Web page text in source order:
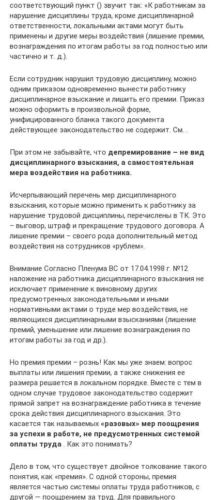
соответствующий пункт () звучит так: «К работникам за
нарушение дисциплины труда, кроме дисциплинарной
ответственности, локальными актами могут быть
применены и другие меры воздействия (лишение премии,
вознаграждения по итогам работы за год полностью или
частично и т. д.).
Если сотрудник нарушил трудовую дисциплину, можно
одним приказом одновременно вынести работнику
дисциплинарное взыскание и лишить его премии. Приказ
можно оформить в произвольной форме,
унифицированного бланка такого документа
действующее законодательство не содержит. См. .
При этом не забывайте, что депремирование – не вид
дисциплинарного взыскания, а самостоятельная
мера воздействия на работника.
Исчерпывающий перечень мер дисциплинарного
взыскания, которые можно применить к работнику за
нарушение трудовой дисциплины, перечислены в ТК. Это
– выговор, штраф и прекращение трудового договора. А
лишение премии – своего рода дополнительный метод
воздействия на сотрудников «рублем».
Внимание Согласно Пленума ВС от 17.04.1998 г. №12
наложение на работника дисциплинарного взыскания не
исключает применение к виновному других
предусмотренных законодательными и иными
нормативными актами о труде мер воздействия, не
являющихся дисциплинарными взысканиями (лишение
премий, уменьшение или лишение вознаграждения по
итогам работы за год и др.).
Но премия премии – рознь! Как мы уже знаем: вопрос
выплаты или лишения премии, а также снижения ее
размера решается в локальном порядке. Вместе с тем в
одном случае трудовое законодательство содержит
прямой запрет на вознаграждение работника в течение
срока действия дисциплинарного взыскания. Это
касается так называемых «разовых» мер поощрения
за успехи в работе, не предусмотренных системой
оплаты труда . Как это понимать?
Дело в том, что существует двойное толкование такого
понятия, как «премия». С одной стороны, премия
является частью системы оплаты труда работников, с
другой — поощрением за труд. Для правильного